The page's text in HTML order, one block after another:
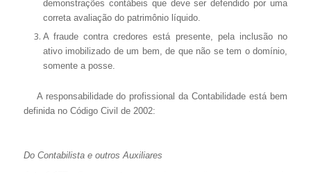
demonstrações contábeis que deve ser defendido por uma
correta avaliação do patrimônio líquido.
A fraude contra credores está presente, pela inclusão no
ativo imobilizado de um bem, de que não se tem o domínio,
somente a posse.
A responsabilidade do profissional da Contabilidade está bem
definida no Código Civil de 2002:
Do Contabilista e outros Auxiliares